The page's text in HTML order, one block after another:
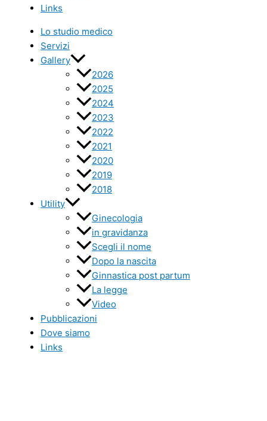
Links
Lo studio medico
Servizi
Gallery
2026
2025
2024
2023
2022
2021
2020
2019
2018
Utility
Ginecologia
in gravidanza
Scegli il nome
Dopo la nascita
Ginnastica post partum
La legge
Video
Pubblicazioni
Dove siamo
Links